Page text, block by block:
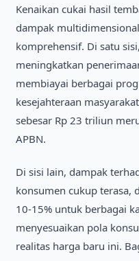
Kenaikan cukai hasil
dampak
komprehensif. Di satu
meningkatkan
membiayai berbagai
kesejahteraan
sebesar Rp 23 triliun
APBN.
Di sisi lain, dampak
konsumen cukup terasa,
10-15% untuk berbagai
menyesuaikan pola
realitas harga baru ini.